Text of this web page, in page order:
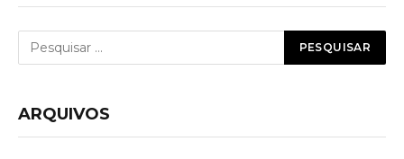
ARQUIVOS